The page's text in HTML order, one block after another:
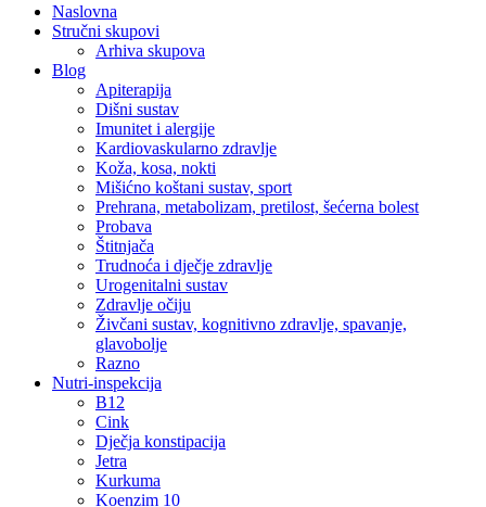
Naslovna
Stručni skupovi
Arhiva skupova
Blog
Apiterapija
Dišni sustav
Imunitet i alergije
Kardiovaskularno zdravlje
Koža, kosa, nokti
Mišićno koštani sustav, sport
Prehrana, metabolizam, pretilost, šećerna bolest
Probava
Štitnjača
Trudnoća i dječje zdravlje
Urogenitalni sustav
Zdravlje očiju
Živčani sustav, kognitivno zdravlje, spavanje,
glavobolje
Razno
Nutri-inspekcija
B12
Cink
Dječja konstipacija
Jetra
Kurkuma
Koenzim 10